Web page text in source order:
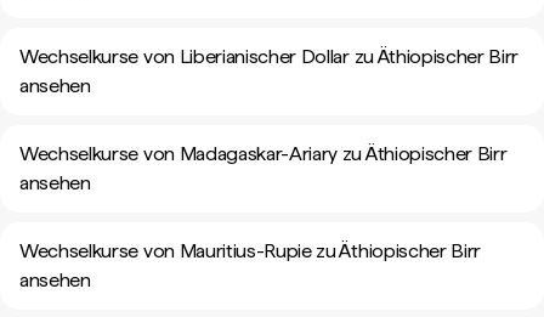
Wechselkurse von Liberianischer Dollar zu Äthiopischer Birr
ansehen
Wechselkurse von Madagaskar-Ariary zu Äthiopischer Birr
ansehen
Wechselkurse von Mauritius-Rupie zu Äthiopischer Birr
ansehen